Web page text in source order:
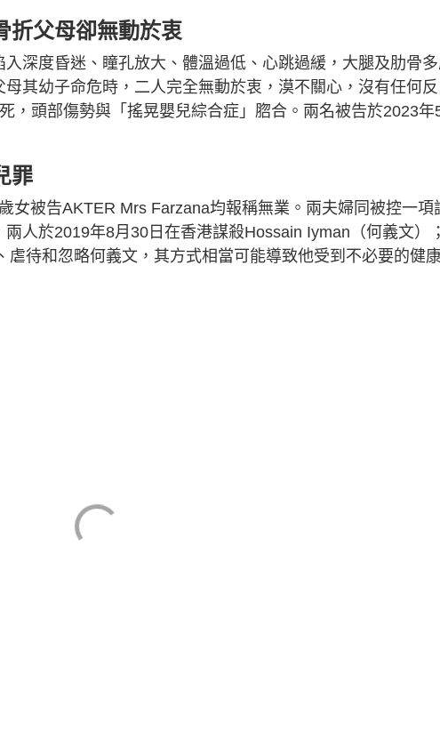
折父母卻無動於衷
深度昏迷、瞳孔放大、體溫過低、心跳過緩，大腿及肋骨
其幼子命危時，二人完全無動於衷，漠不關心，沒有任何反
，頭部傷勢與「搖晃嬰兒綜合症」脗合。兩名被告於2023年
罪
女被告AKTER Mrs Farzana均報稱無業。兩夫婦同被控一項
人於2019年8月30日在香港謀殺Hossain Iyman（何義文）；
虐待和忽略何義文，其方式相當可能導致他受到不必要的健